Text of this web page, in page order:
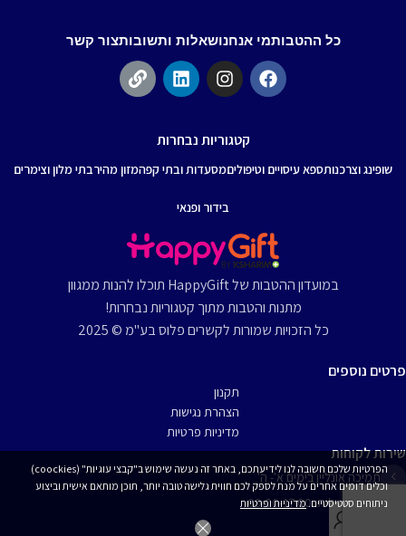
כל ההטבותמי אנחנושאלות ותשובותצור קשר
קטגוריות נבחרות
שופינג וצרכנותספא עיסויים וטיפוליםמסעדות ובתי קפהמזון מהירבתי מלון וצימרים
בידור ופנאי
במועדון ההטבות של HappyGift תוכלו להנות ממגוון
מתנות והטבות מתוך קטגוריות נבחרות!
כל הזכויות שמורות לקשרים פלוס בע"מ © 2025
פרטים נוספים
תקנון
הצהרת נגישות
מדיניות פרטיות
שירות לקוחות
תמיכה אונליין בימים א'- ה'
שעות פעילות: 09:00-17:00
יצירת קשר
הפרטיות שלכם חשובה לנו לידיעתכם, באתר זה נעשה שימוש ב"קבצי עוגיות" (coockies)
וכלים דומים אחרים על מנת לספק לכם חווית גלישה טובה יותר, תוכן מותאם אישית וביצוע
ניתוחים סטטיסטיים.מדיניות ופרטיות